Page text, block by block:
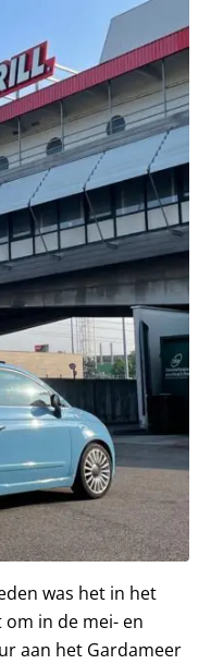
was het in het
in de mei- en
aan het Gardameer